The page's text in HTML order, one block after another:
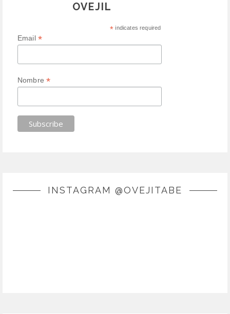
OVEJIL
* indicates required
Email *
Nombre*
INSTAGRAM @OVEJITABE